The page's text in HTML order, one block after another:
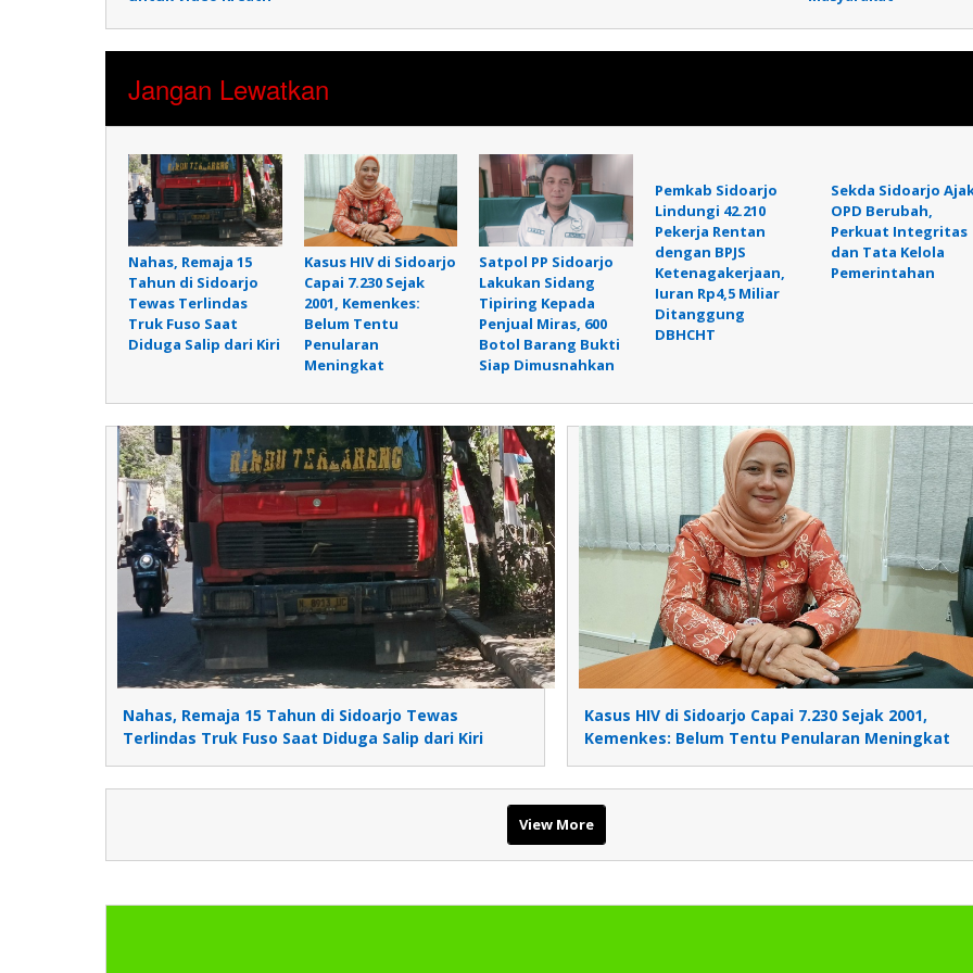
Jangan Lewatkan
Nahas, Remaja 15
Tahun di Sidoarjo
Tewas Terlindas
Truk Fuso Saat
Diduga Salip dari Kiri
Kasus HIV di Sidoarjo
Capai 7.230 Sejak
2001, Kemenkes:
Belum Tentu
Penularan
Meningkat
Satpol PP Sidoarjo
Lakukan Sidang
Tipiring Kepada
Penjual Miras, 600
Botol Barang Bukti
Siap Dimusnahkan
Pemkab Sidoarjo
Lindungi 42.210
Pekerja Rentan
dengan BPJS
Ketenagakerjaan,
Iuran Rp4,5 Miliar
Ditanggung
DBHCHT
Sekda Sidoarjo
OPD Berubah,
Perkuat Integritas
dan Tata Kelola
Pemerintahan
Nahas, Remaja 15 Tahun di Sidoarjo Tewas
Terlindas Truk Fuso Saat Diduga Salip dari Kiri
Kasus HIV di Sidoarjo Capai 7.230 Sejak 2001,
Kemenkes: Belum Tentu Penularan Meningkat
View More